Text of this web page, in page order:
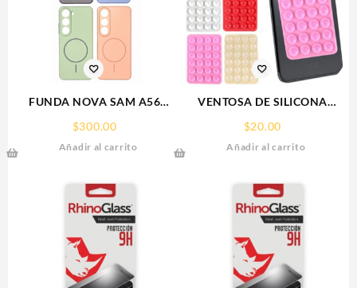
FUNDA NOVA SAM A56
SOPORTE MAGNETICO
SAMSUNG
$300.00
Añadir al carrito
VENTOSA DE SILICONA
$20.00
Añadir al carrito